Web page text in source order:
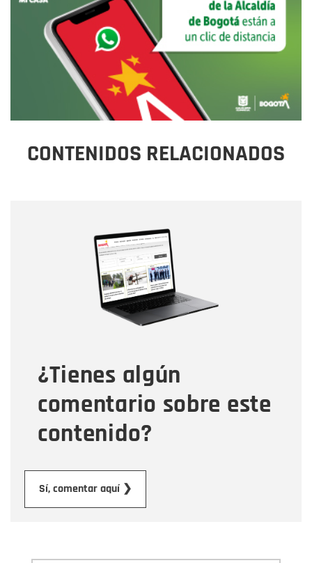
CONTENIDOS RELACIONADOS
¿Tienes algún
comentario sobre este
contenido?
Sí, comentar aquí ❯
Correo electrónico
Tipo de comentario
Mensaje